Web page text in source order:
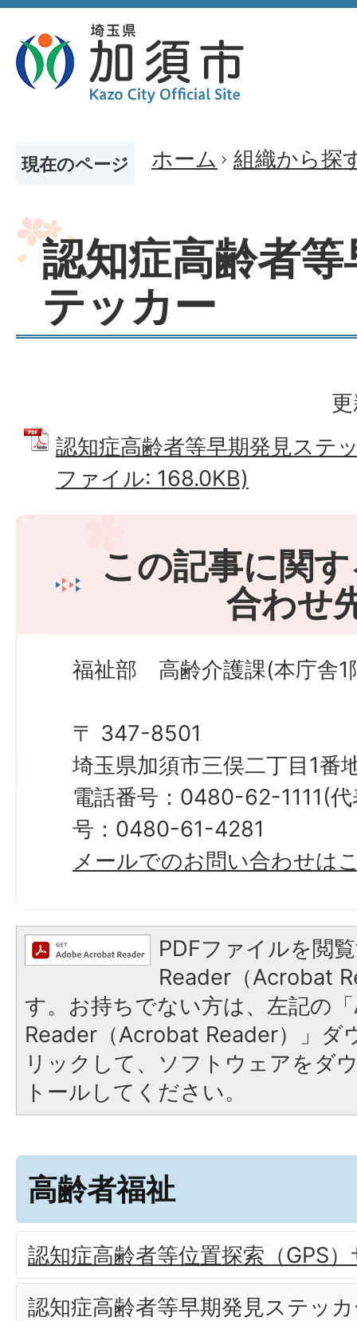
現在のページ ホーム 組織から探
認知症高齢者
テッカー
認知症高齢者等早期発見ステ
ファイル: 168.0KB)
この記事に関
合わせ
福祉部 高齢介護課(本庁舎1
〒 347-8501
埼玉県加須市三俣二丁目1番
電話番号：0480-62-1111(
号：0480-61-4281
メールでのお問い合わせは
PDFファイルを閲
Reader（Acrobat
す。お持ちでない方は、左記の
Reader（Acrobat Reader）」ダ
リックして、ソフトウェアをダ
トールしてください。
高齢者福祉
認知症高齢者等位置探索（GPS
認知症高齢者等早期発見ステッ